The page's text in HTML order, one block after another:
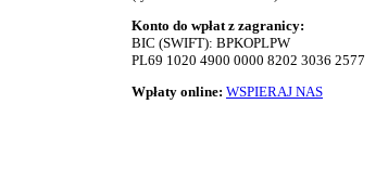
Konto do wpłat z zagranicy:
BIC (SWIFT): BPKOPLPW
PL69 1020 4900 0000 8202 3036 2577
Wpłaty online: WSPIERAJ NAS